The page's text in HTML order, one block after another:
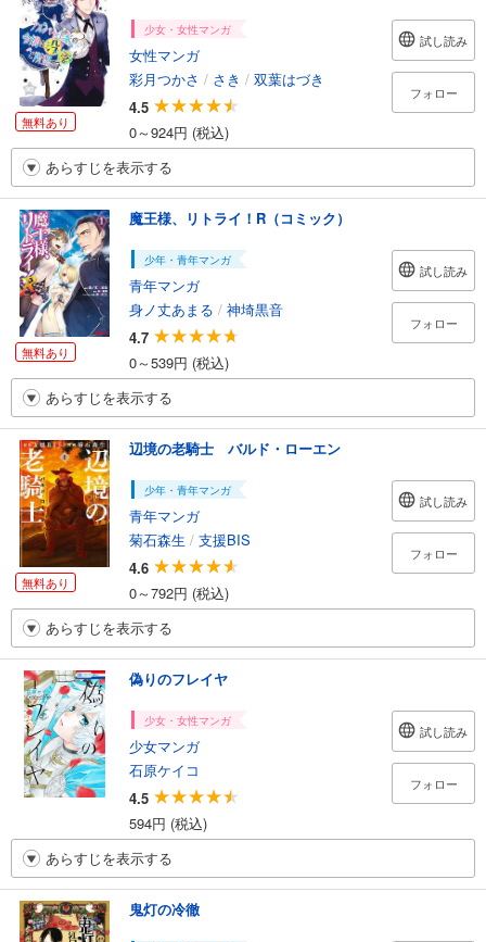
無料あり
少女・女性マンガ
女性マンガ
彩月つかさ / さき / 双葉はづき
4.5
0～924円 (税込)
試し読み
フォロー
あらすじを表示する
無料あり
魔王様、リトライ！R（コミック）
少年・青年マンガ
青年マンガ
身ノ丈あまる / 神埼黒音
4.7
0～539円 (税込)
試し読み
フォロー
あらすじを表示する
無料あり
辺境の老騎士 バルド・ローエン
少年・青年マンガ
青年マンガ
菊石森生 / 支援BIS
4.6
0～792円 (税込)
試し読み
フォロー
あらすじを表示する
偽りのフレイヤ
少女・女性マンガ
少女マンガ
石原ケイコ
4.5
594円 (税込)
試し読み
フォロー
あらすじを表示する
鬼灯の冷徹